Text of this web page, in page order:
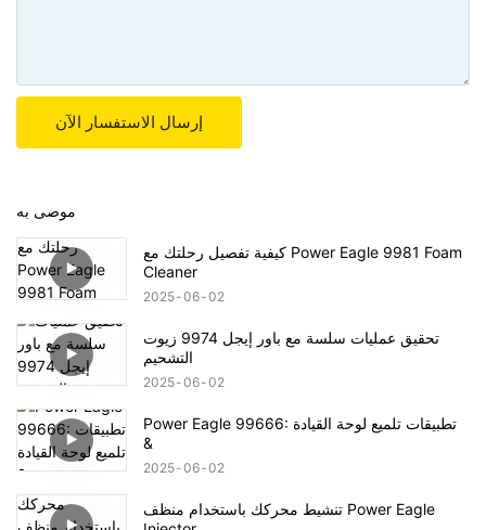
إرسال الاستفسار الآن
موصى به
كيفية تفصيل رحلتك مع Power Eagle 9981 Foam
Cleaner
2025 06 02
تحقيق عمليات سلسة مع باور إيجل 9974 زيوت
التشحيم
2025 06 02
Power Eagle 99666: تطبيقات تلميع لوحة القيادة
&
2025 06 02
تنشيط محركك باستخدام منظف Power Eagle